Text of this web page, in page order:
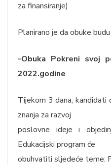
za finansiranje)
Planirano je da obuke
-Obuka Pokreni svoj
2022.godine
Tijekom 3 dana, kandidati
znanja za razvoj
poslovne ideje i
Edukacijski program će
obuhvatiti sljedeće teme: